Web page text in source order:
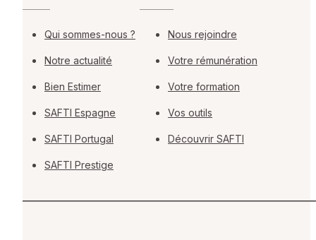
Qui sommes-nous ?
Notre actualité
Bien Estimer
SAFTI Espagne
SAFTI Portugal
SAFTI Prestige
Nous rejoindre
Votre rémunération
Votre formation
Vos outils
Découvrir SAFTI